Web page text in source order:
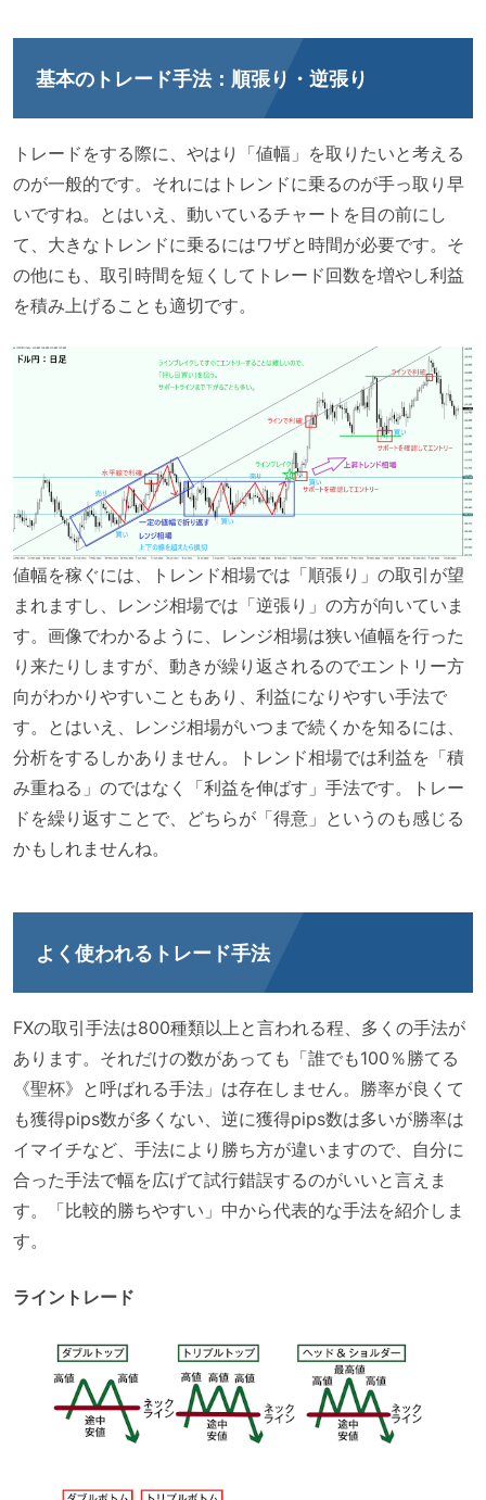
基本のトレード手法：順張り・逆張り
トレードをする際に、やはり「値幅」を取りたいと考える
のが一般的です。それにはトレンドに乗るのが手っ取り早
いですね。とはいえ、動いているチャートを目の前にし
て、大きなトレンドに乗るにはワザと時間が必要です。そ
の他にも、取引時間を短くしてトレード回数を増やし利益
を積み上げることも適切です。
値幅を稼ぐには、トレンド相場では「順張り」の取引が望
まれますし、レンジ相場では「逆張り」の方が向いていま
す。画像でわかるように、レンジ相場は狭い値幅を行った
り来たりしますが、動きが繰り返されるのでエントリー方
向がわかりやすいこともあり、利益になりやすい手法で
す。とはいえ、レンジ相場がいつまで続くかを知るには、
分析をするしかありません。トレンド相場では利益を「積
み重ねる」のではなく「利益を伸ばす」手法です。トレー
ドを繰り返すことで、どちらが「得意」というのも感じる
かもしれませんね。
よく使われるトレード手法
FXの取引手法は800種類以上と言われる程、多くの手法が
あります。それだけの数があっても「誰でも100％勝てる
《聖杯》と呼ばれる手法」は存在しません。勝率が良くて
も獲得pips数が多くない、逆に獲得pips数は多いが勝率は
イマイチなど、手法により勝ち方が違いますので、自分に
合った手法で幅を広げて試行錯誤するのがいいと言えま
す。「比較的勝ちやすい」中から代表的な手法を紹介しま
す。
ライントレード